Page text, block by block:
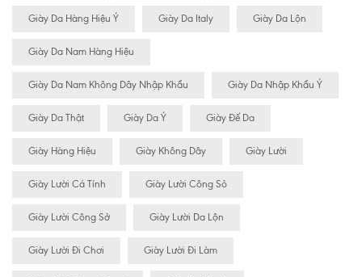
Giày Da Hàng Hiệu Ý Giày Da Italy Giày Da Lộn
Giày Da Nam Hàng Hiệu
Giày Da Nam Không Dây Nhập Khẩu Giày Da Nhập Khẩu Ý
Giày Da Thật Giày Da Ý Giày Đế Da
Giày Hàng Hiệu Giày Không Dây Giày Lười
Giày Lười Cá Tính Giày Lười Công Sỏ
Giày Lười Công Sở Giày Lười Da Lộn
Giày Lười Đi Chơi Giày Lười Đi Làm